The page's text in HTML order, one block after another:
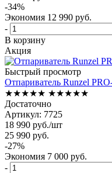
-34%
Экономия 12 990 руб.
-
В корзину
Акция
Быстрый просмотр
Отпариватель Runzel
★★★★★ ★★★★★
Достаточно
Артикул: 7725
18 990 руб./шт
25 990 руб.
-27%
Экономия 7 000 руб.
-